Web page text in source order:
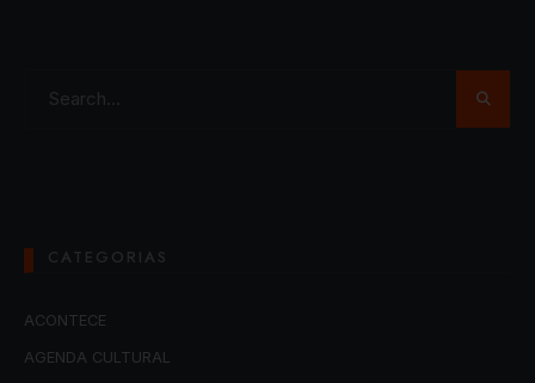
CATEGORIAS
ACONTECE
AGENDA CULTURAL